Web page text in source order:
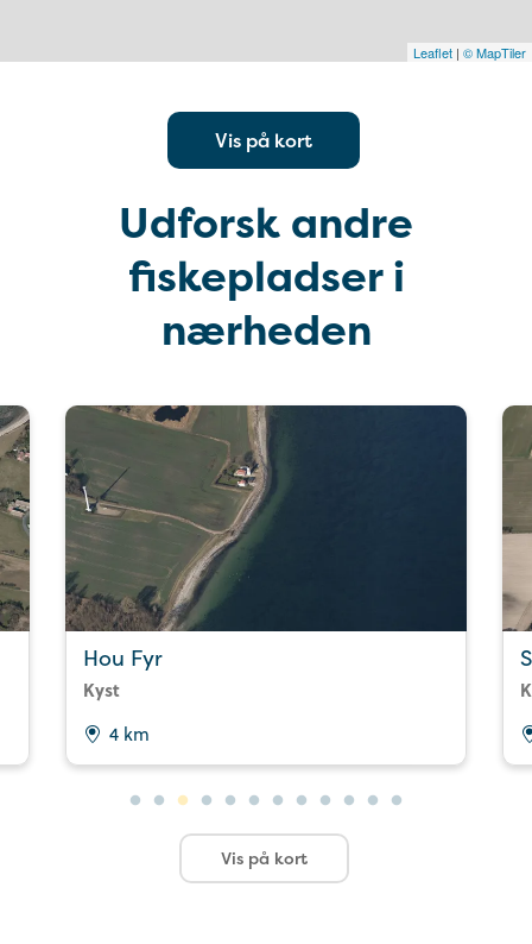
Leaflet | © MapTiler
Vis på kort
Udforsk andre
fiskepladser i
nærheden
Hou Fyr
Kyst
4 km
Vis på kort